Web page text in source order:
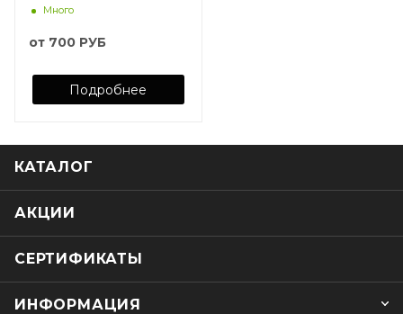
Много
от 700 РУБ
Подробнее
КАТАЛОГ
АКЦИИ
СЕРТИФИКАТЫ
ИНФОРМАЦИЯ